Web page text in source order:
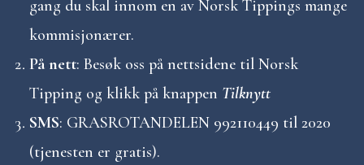
gang du skal innom en av Norsk Tippings mange
kommisjonærer.
På nett: Besøk oss på nettsidene til Norsk
Tipping og klikk på knappen Tilknytt
SMS: GRASROTANDELEN 992110449 til 2020
(tjenesten er gratis).